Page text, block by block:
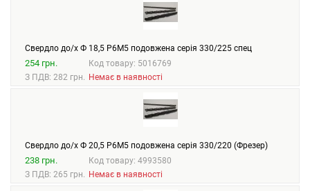
Свердло до/х Ф 18,5 Р6М5 подовжена серія 330/225 спец
254 грн.
З ПДВ: 282 грн.
Код товару: 5016769
Немає в наявності
Свердло до/х Ф 20,5 Р6М5 подовжена серія 330/220 (Фрезер)
238 грн.
З ПДВ: 265 грн.
Код товару: 4993580
Немає в наявності